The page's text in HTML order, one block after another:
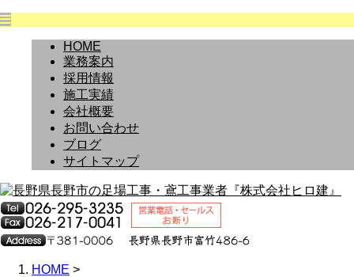
HOME
業務案内
採用情報
施工実績
会社概要
お問い合わせ
ブログ
サイトマップ
HOME >